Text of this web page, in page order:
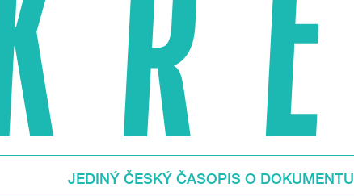
JEDINÝ ČESKÝ ČASOPIS O DOKUMENTU